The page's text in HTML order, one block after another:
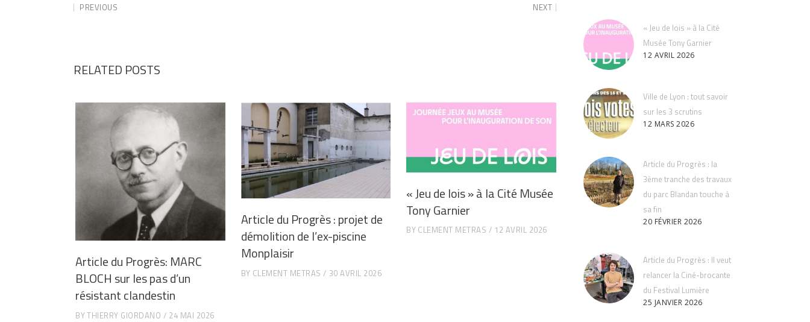
PREVIOUS NEXT
RELATED POSTS
Article du Progrès: MARC
BLOCH sur les pas d’un
résistant clandestin
BYTHIERRY GIORDANO 24 MAI 2026
Article du Progrès : projet de
démolition de l’ex-piscine
Monplaisir
BY CLEMENT METRAS 30 AVRIL 2026
« Jeu de lois » à la Cité Musée
Tony Garnier
BY CLEMENT METRAS 12 AVRIL 2026
« Jeu de lois » à la Cité
Musée Tony Garnier
12 AVRIL 2026
Ville de Lyon : tout savoir
sur les 3 scrutins
12 MARS 2026
Article du Progrès : la
3ème tranche des travaux
du parc Blandan touche à
sa fin
20 FÉVRIER 2026
Article du Progrès : Il veut
relancer la Ciné-brocante
du Festival Lumière
25 JANVIER 2026